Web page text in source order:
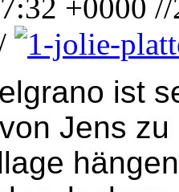
+0000 //
ist
Jens